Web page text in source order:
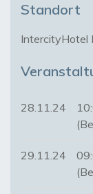
Standort
IntercityHotel
28.11.24
29.11.24